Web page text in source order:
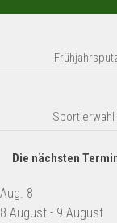
Sportlerwahl
Die nächsten
Aug. 8
8 August - 9 August